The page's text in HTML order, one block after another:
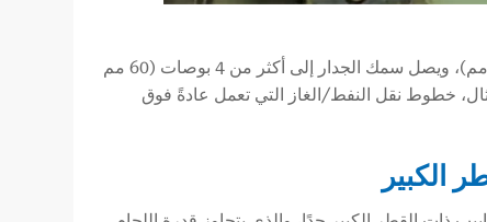
تتراوح من 16 بوصة (406 مم) إلى 60 بوصة (1524 مم)، ويصل سمك الجدار إلى أكثر من 4 بوصات (60 مم
خطوط نقل النفط/الغاز التي تعمل عادةً فوق